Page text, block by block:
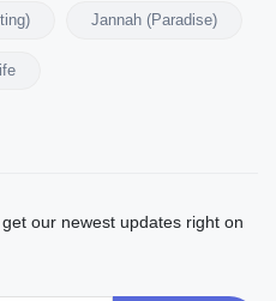
Jannah (Paradise)
our newest updates right on